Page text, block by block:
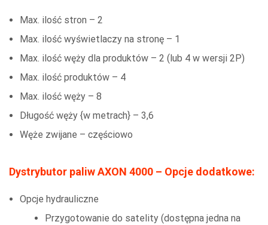
Max. ilość stron – 2
Max. ilość wyświetlaczy na stronę – 1
Max. ilość węży dla produktów – 2 (lub 4 w wersji 2P)
Max. ilość produktów – 4
Max. ilość węży – 8
Długość węży {w metrach} – 3,6
Węże zwijane – częściowo
Dystrybutor paliw AXON 4000 – Opcje dodatkowe:
Opcje hydrauliczne
Przygotowanie do satelity (dostępna jedna na